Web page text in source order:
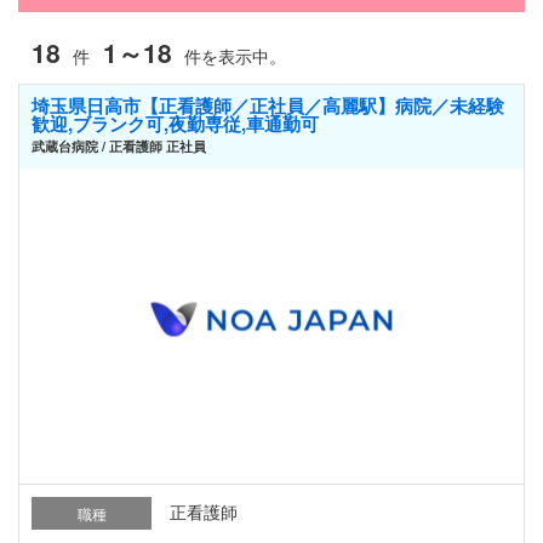
18 件 1～18 件を表示中。
埼玉県日高市【正看護師／正社員／高麗駅】病院／未経験
歓迎,ブランク可,夜勤専従,車通勤可
武蔵台病院 / 正看護師 正社員
職種 正看護師